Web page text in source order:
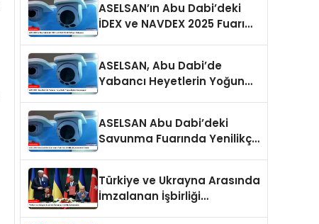
ASELSAN’ın Abu Dabi’deki
İDEX ve NAVDEX 2025 Fuarı
ASELSAN, Abu Dabi’de
Yabancı Heyetlerin Yoğun
ASELSAN Abu Dabi’deki
Savunma Fuarında Yenilikçi
Türkiye ve Ukrayna Arasında
İmzalanan İşbirliği